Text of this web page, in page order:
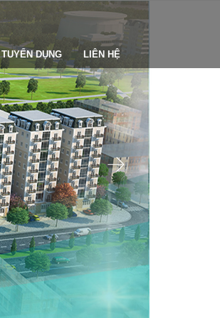
TUYỂN DỤNG LIÊN HỆ